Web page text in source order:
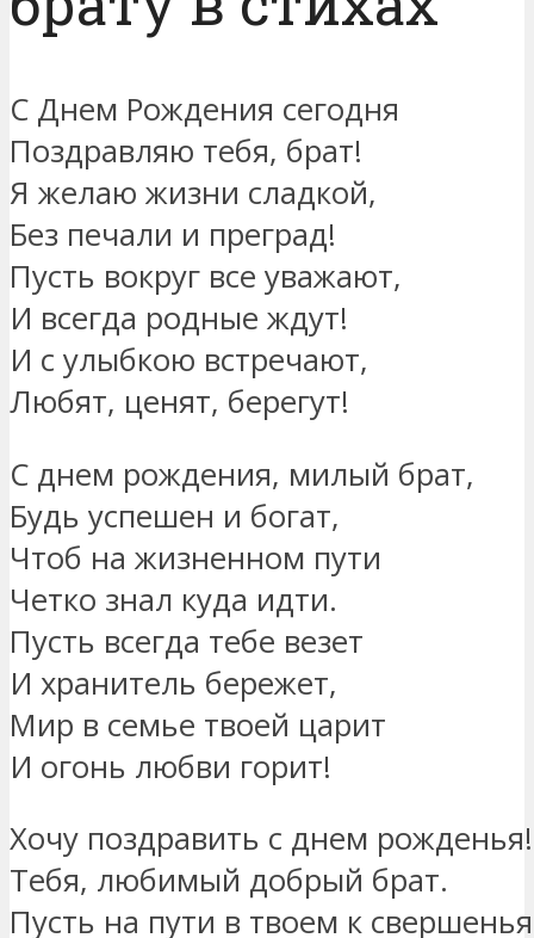
С Днем Рождения сегодня
Поздравляю тебя, брат!
Я желаю жизни сладкой,
Без печали и преград!
Пусть вокруг все уважают,
И всегда родные ждут!
И с улыбкою встречают,
Любят, ценят, берегут!
С днем рождения, милый брат,
Будь успешен и богат,
Чтоб на жизненном пути
Четко знал куда идти.
Пусть всегда тебе везет
И хранитель бережет,
Мир в семье твоей царит
И огонь любви горит!
Хочу поздравить с днем рожденья!
Тебя, любимый добрый брат.
Пусть на пути в твоем к